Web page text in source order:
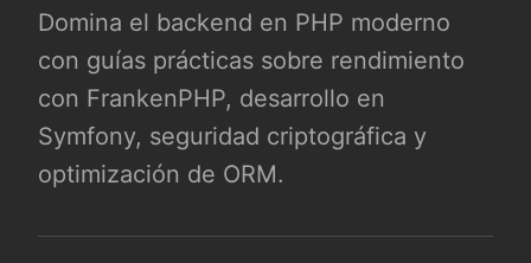
Domina el backend en PHP moderno
con guías prácticas sobre rendimiento
con FrankenPHP, desarrollo en
Symfony, seguridad criptográfica y
optimización de ORM.